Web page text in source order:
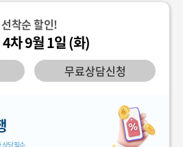
선착순 할인!
차 9월 1일 (화)
무료상담신청
상담필수.